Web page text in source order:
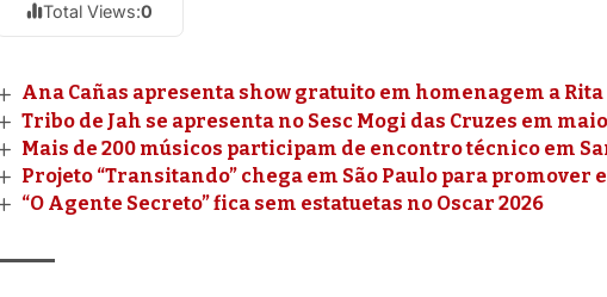
Total Views:0
Ana Cañas apresenta show gratuito em homenagem a Rita
Tribo de Jah se apresenta no Sesc Mogi das Cruzes em maio
Mais de 200 músicos participam de encontro técnico em
Projeto “Transitando” chega em São Paulo para promover
“O Agente Secreto” fica sem estatuetas no Oscar 2026